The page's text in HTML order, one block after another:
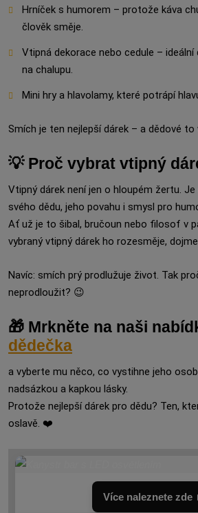
Hrníček s humorem – protože káva
člověk směje.
Vtipná dekorace nebo cedule – ideální
na chalupu.
Mini hry a hlavolamy, které potrápí
Smích je ten nejlepší dárek – a dědové to
💡 Proč vybrat vtipný
Vtipný dárek není jen o hloupém žertu.
svého dědu, jeho povahu i smysl pro
Ať už je to šibal, bručoun nebo filosof v
vybraný vtipný dárek ho rozesměje,
Navíc: smích prý prodlužuje život. Tak
neprodloužit? 😉
🎁 Mrkněte na naši
dědečka
a vyberte mu něco, co vystihne jeho
nadsázkou a kapkou lásky.
Protože nejlepší dárek pro dědu? Ten,
oslavě. ❤️
Více naleznete zde